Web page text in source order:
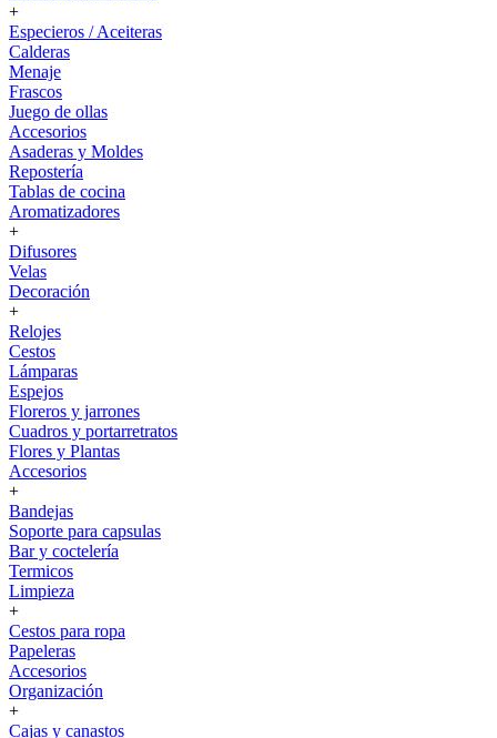
+
Especieros / Aceiteras
Calderas
Menaje
Frascos
Juego de ollas
Accesorios
Asaderas y Moldes
Repostería
Tablas de cocina
Aromatizadores
+
Difusores
Velas
Decoración
+
Relojes
Cestos
Lámparas
Espejos
Floreros y jarrones
Cuadros y portarretratos
Flores y Plantas
Accesorios
+
Bandejas
Soporte para capsulas
Bar y coctelería
Termicos
Limpieza
+
Cestos para ropa
Papeleras
Accesorios
Organización
+
Cajas y canastos